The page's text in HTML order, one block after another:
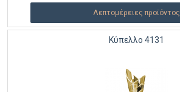
Λεπτομέρειες προϊόντος
Κύπελλο 4131